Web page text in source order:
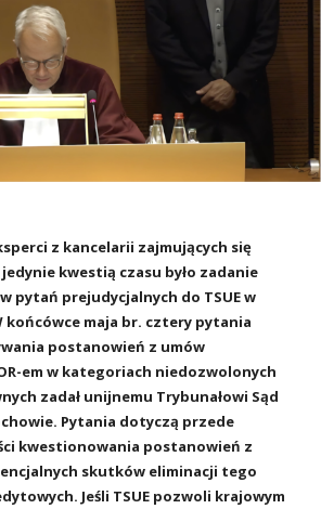
z kancelarii zajmujących się
kwestią czasu było zadanie
pytań prejudycjalnych do TSUE w
końcówce maja br. cztery pytania
postanowień z umów
em w kategoriach niedozwolonych
zadał unijnemu Trybunałowi Sąd
Pytania dotyczą przede
kwestionowania postanowień z
skutków eliminacji tego
Jeśli TSUE pozwoli krajowym